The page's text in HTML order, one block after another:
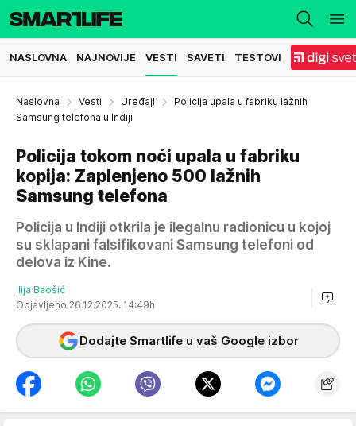
NASLOVNA NAJNOVIJE VESTI SAVETI TESTOVI
Naslovna Vesti Uređaji
Policija upala u fabriku lažnih
Samsung telefona u Indiji
Policija tokom noći upala u fabriku
kopija: Zaplenjeno 500 lažnih
Samsung telefona
Policija u Indiji otkrila je ilegalnu radionicu u kojoj
su sklapani falsifikovani Samsung telefoni od
delova iz Kine.
Ilija Baošić
Objavljeno 26.12.2025. 14:49h
Dodajte Smartlife u vaš Google izbor